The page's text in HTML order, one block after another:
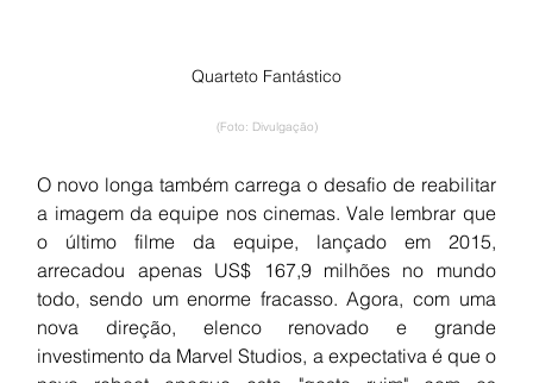
Quarteto Fantástico
(Foto: Divulgação)
O novo longa também carrega o desafio de reabilitar
a imagem da equipe nos cinemas. Vale lembrar que
o último filme da equipe, lançado em 2015,
arrecadou apenas US$ 167,9 milhões no mundo
todo, sendo um enorme fracasso. Agora, com uma
nova direção, elenco renovado e grande
investimento da Marvel Studios, a expectativa é que o